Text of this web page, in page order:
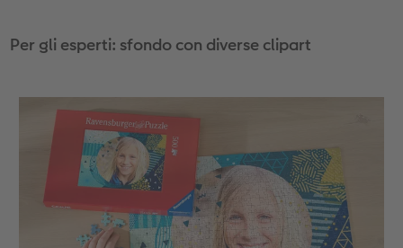
Per gli esperti: sfondo con diverse clipart